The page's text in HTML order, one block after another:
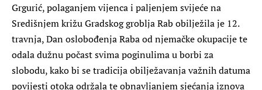
Grgurić, polaganjem vijenca i paljenjem svijeće na
Središnjem križu Gradskog groblja Rab obilježila je 12.
travnja, Dan oslobođenja Raba od njemačke okupacije te
odala dužnu počast svima poginulima u borbi za
slobodu, kako bi se tradicija obilježavanja važnih datuma
povijesti otoka održala te obnavljanjem sjećanja iznova